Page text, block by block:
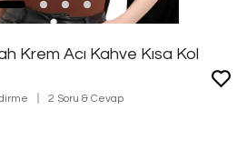
Krem Acı Kahve Kısa Kol
2 Soru & Cevap